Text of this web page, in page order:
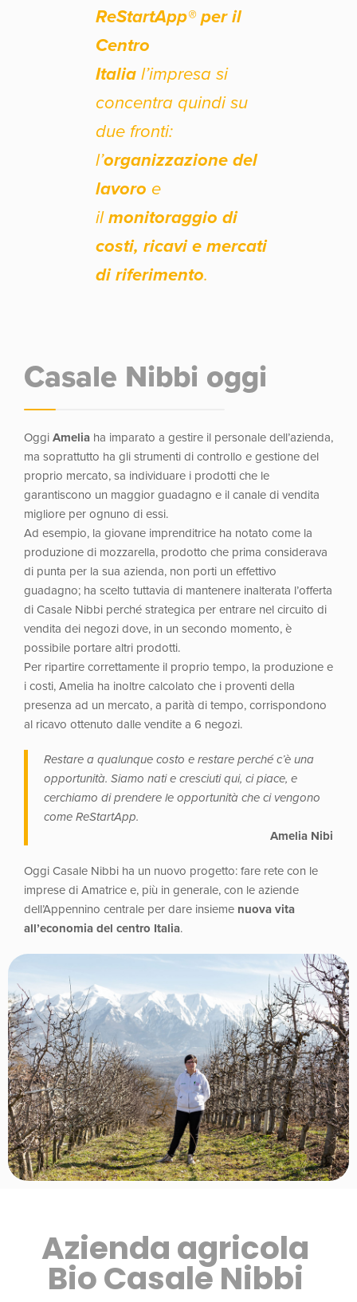
ReStartApp® per il
Centro
Italial’impresa si
concentra quindi su
due fronti:
l’organizzazione del
lavoro e
ilmonitoraggio di
costi, ricavi e mercati
di riferimento.
Casale Nibbi oggi
OggiAmelia ha imparato a gestire il personale dell’azienda,
ma soprattutto ha gli strumenti di controllo e gestione del
proprio mercato, sa individuare i prodotti che le
garantiscono un maggior guadagno e il canale di vendita
migliore per ognuno di essi.
Ad esempio, la giovane imprenditrice ha notato come la
produzione di mozzarella, prodotto che prima considerava
di punta per la sua azienda, non porti un effettivo
guadagno; ha scelto tuttavia di mantenere inalterata l’offerta
di Casale Nibbi perché strategica per entrare nel circuito di
vendita dei negozi dove, in un secondo momento, è
possibile portare altri prodotti.
Per ripartire correttamente il proprio tempo, la produzione e
i costi, Amelia ha inoltre calcolato che i proventi della
presenza ad un mercato, a parità di tempo, corrispondono
al ricavo ottenuto dalle vendite a 6 negozi.
Restare a qualunque costo e restare perché c’è una
opportunità. Siamo nati e cresciuti qui, ci piace, e
cerchiamo di prendere le opportunità che ci vengono
come ReStartApp.
Amelia Nibi
Oggi Casale Nibbi ha un nuovo progetto: fare rete con le
imprese di Amatrice e, più in generale, con le aziende
dell’Appennino centrale per dare insieme nuova vita
all’economia del centro Italia.
Azienda agricola
Bio Casale Nibbi